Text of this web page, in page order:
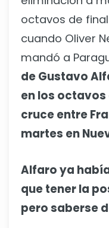
octavos de
cuando Oliver
mandó a
de Gustavo
en los octavos
cruce entre
martes en
Alfaro ya
que tener la
pero saberse